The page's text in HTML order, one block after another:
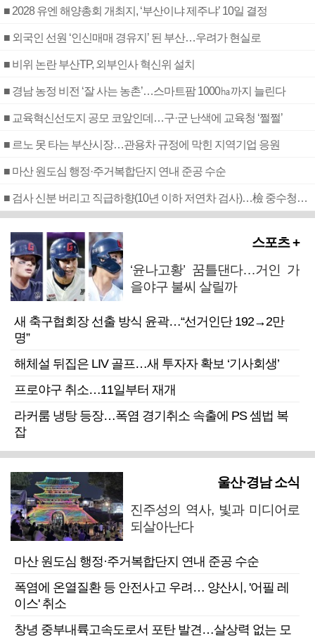
■ 2028 유엔 해양총회 개최지, ‘부산이냐 제주냐’ 10일 결정
■ 외국인 선원 ‘인신매매 경유지’ 된 부산…우려가 현실로
■ 비위 논란 부산TP, 외부인사 혁신위 설치
■ 경남 농정 비전 ‘잘 사는 농촌’…스마트팜 1000㏊까지 늘린다
■ 교육혁신선도지 공모 코앞인데…구·군 난색에 교육청 ‘쩔쩔’
■ 르노 못 타는 부산시장…관용차 규정에 막힌 지역기업 응원
■ 마산 원도심 행정·주거복합단지 연내 준공 수순
■ 검사 신분 버리고 직급하향(10년 이하 저연차 검사)…檢 중수청행 기피
스포츠 +
‘윤나고황’ 꿈틀댄다…거인 가
을야구 불씨 살릴까
새 축구협회장 선출 방식 윤곽…“선거인단 192→2만
명”
해체설 뒤집은 LIV 골프…새 투자자 확보 ‘기사회생’
프로야구 취소…11일부터 재개
라커룸 냉탕 등장…폭염 경기취소 속출에 PS 셈법 복
잡
울산·경남 소식
진주성의 역사, 빛과 미디어로
되살아난다
마산 원도심 행정·주거복합단지 연내 준공 수순
폭염에 온열질환 등 안전사고 우려… 양산시, '어필 레
이스' 취소
창녕 중부내륙고속도로서 포탄 발견…살상력 없는 모